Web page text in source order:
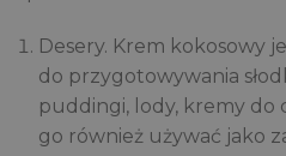
Desery. Krem kokosowy
do przygotowywania
puddingi, lody, kremy do
go również używać jako